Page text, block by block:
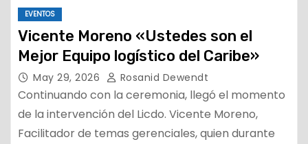
EVENTOS
Vicente Moreno «Ustedes son el
Mejor Equipo logístico del Caribe»
May 29, 2026 Rosanid Dewendt
Continuando con la ceremonia, llegó el momento
de la intervención del Licdo. Vicente Moreno,
Facilitador de temas gerenciales, quien durante